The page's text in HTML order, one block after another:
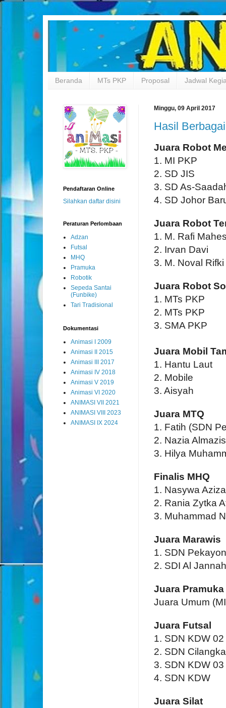
Beranda MTs PKP Proposal Jadwal
Minggu, 09 April 2017
Hasil
Juara Robot
1. MI PKP
2. SD JIS
3. SD As-
4. SD Johor
Juara Robot
1. M. Rafi
2. Irvan Davi
3. M. Noval Rifki
Juara Robot
1. MTs PKP
2. MTs PKP
3. SMA PKP
Juara Mobil
1. Hantu Laut
2. Mobile
3. Aisyah
Juara MTQ
1. Fatih (SDN
2. Nazia
3. Hilya
Finalis MHQ
1. Nasywa
2. Rania Zytka
3. Muhammad
Juara Marawis
1. SDN
2. SDI Al Jannah
Juara Pramuka
Juara Umum
Juara Futsal
1. SDN KDW 02
2. SDN
3. SDN KDW 03
4. SDN KDW
Juara Silat
Pendaftaran Online
Silahkan daftar disini
Peraturan Perlombaan
Adzan
Futsal
MHQ
Pramuka
Robotik
Sepeda Santai
(Funbike)
Tari Tradisional
Dokumentasi
Animasi I 2009
Animasi II 2015
Animasi III 2017
Animasi IV 2018
Animasi V 2019
Animasi VI 2020
ANIMASI VII 2021
ANIMASI VIII 2023
ANIMASI IX 2024